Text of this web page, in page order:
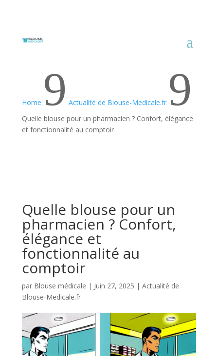
Home 9 Actualité de Blouse-Medicale.fr 9
Quelle blouse pour un pharmacien ? Confort, élégance
et fonctionnalité au comptoir
Quelle blouse pour un
pharmacien ? Confort,
élégance et
fonctionnalité au
comptoir
par Blouse médicale | Juin 27, 2025 | Actualité de
Blouse-Medicale.fr